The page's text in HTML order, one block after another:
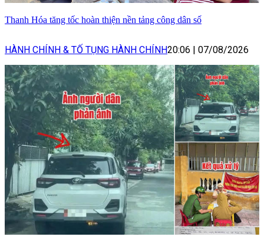
Thanh Hóa tăng tốc hoàn thiện nền tảng công dân số
HÀNH CHÍNH & TỐ TỤNG HÀNH CHÍNH20:06 07/08/2026